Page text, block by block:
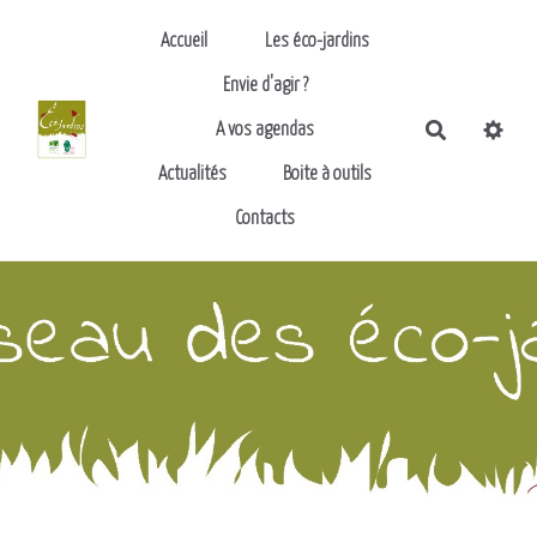
Aller au contenu principal
Accueil Les éco-jardins
Envie d'agir ?
A vos agendas
Actualités Boite à outils
Contacts